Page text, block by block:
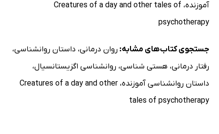
آموزنده، Creatures of a day and other tales of
psychotherapy
جستجوی کتاب‌های مشابه: روان درمانی، داستان روانشناسی،
رفتار درمانی، هستی شناسی، روانشناسی اگزیستانسیال،
داستان روانشناسی آموزنده، Creatures of a day and other
tales of psychotherapy